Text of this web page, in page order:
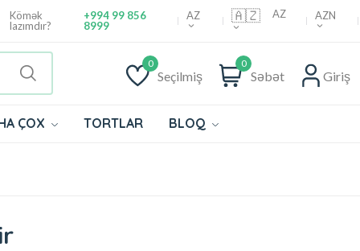
Kömək
lazımdır?
+994 99 856
8999
AZ 🇦🇿 AZ AZN
0
Seçilmiş
0
Səbət Giriş
ÇOX TORTLAR BLOQ